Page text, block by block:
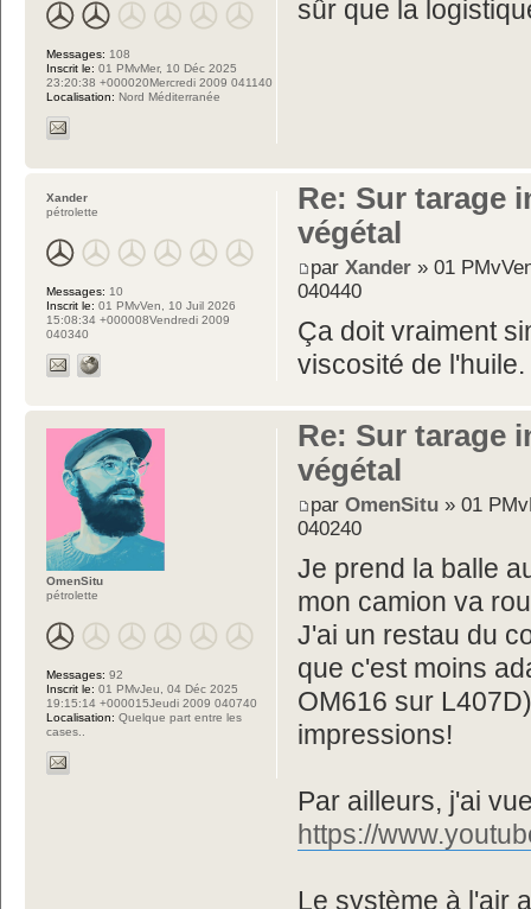
sûr que la
Messages: 108
Inscrit le: 01 PMvMer, 10 Déc 2025
23:20:38 +000020Mercredi 2009 041140
Localisation: Nord Méditerranée
Re: Sur tarage
végétal
parXander » 01
040440
Ça doit vraiment
viscosité de l'huile.
Xander
pétrolette
Messages: 10
Inscrit le: 01 PMvVen, 10 Juil 2026
15:08:34 +000008Vendredi 2009
040340
Re: Sur tarage
végétal
parOmenSitu » 01
040240
Je prend la balle
mon camion va
J'ai un restau du
que c'est moins
OM616 sur
impressions!
Par ailleurs, j'ai
https://
Le système à l'air
OmenSitu
pétrolette
Messages: 92
Inscrit le: 01 PMvJeu, 04 Déc 2025
19:15:14 +000015Jeudi 2009 040740
Localisation: Quelque part entre les
cases..